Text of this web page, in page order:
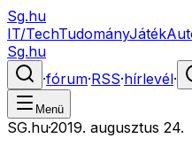
Sg.hu
IT/TechTudományJáték
Sg.hu
·fórum·RSS·hírlevél·
Menü
SG.hu·2019. augusztus 24.